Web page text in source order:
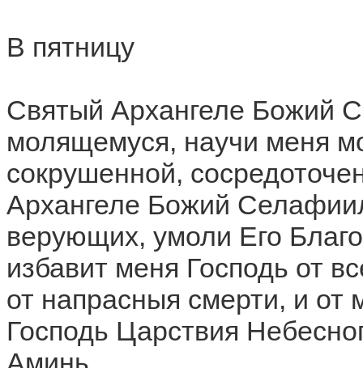
В пятницу
Святый Архангеле Божий
молящемуся, научи меня
сокрушенной,
Архангеле Божий
верующих, умоли Его
избавит меня Господь от
от напрасныя смерти, и от
Господь Царствия